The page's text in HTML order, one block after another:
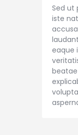
Sed ut
iste
eaque